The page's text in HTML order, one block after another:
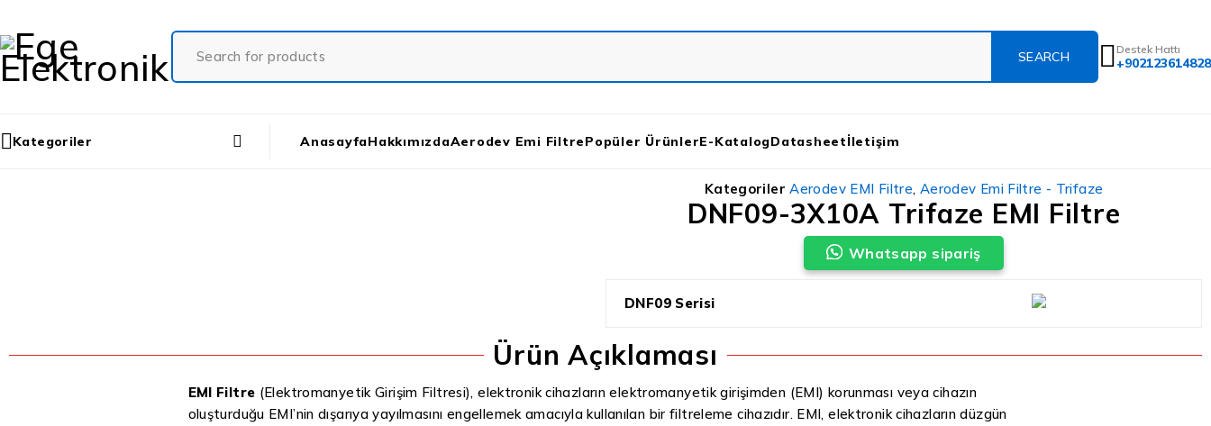
Destek Hattı
+902123614828
Kategoriler AnasayfaHakkımızdaAerodev Emi FiltrePopüler ÜrünlerE-KatalogDatasheetİletişim
Kategoriler Aerodev EMI Filtre, Aerodev Emi Filtre - Trifaze
DNF09-3X10A Trifaze EMI Filtre
Whatsapp sipariş
DNF09 Serisi
Ürün Açıklaması
EMI Filtre (Elektromanyetik Girişim Filtresi), elektronik cihazların elektromanyetik girişimden (EMI) korunması veya cihazın
oluşturduğu EMI’nin dışarıya yayılmasını engellemek amacıyla kullanılan bir filtreleme cihazıdır. EMI, elektronik cihazların düzgün